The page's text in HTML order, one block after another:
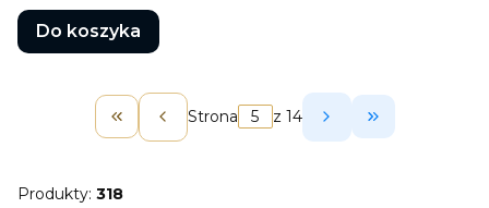
Do koszyka
Wróć do pierwszej strony z produktami
Strona z 14 Przejdź do
Produkty: 318